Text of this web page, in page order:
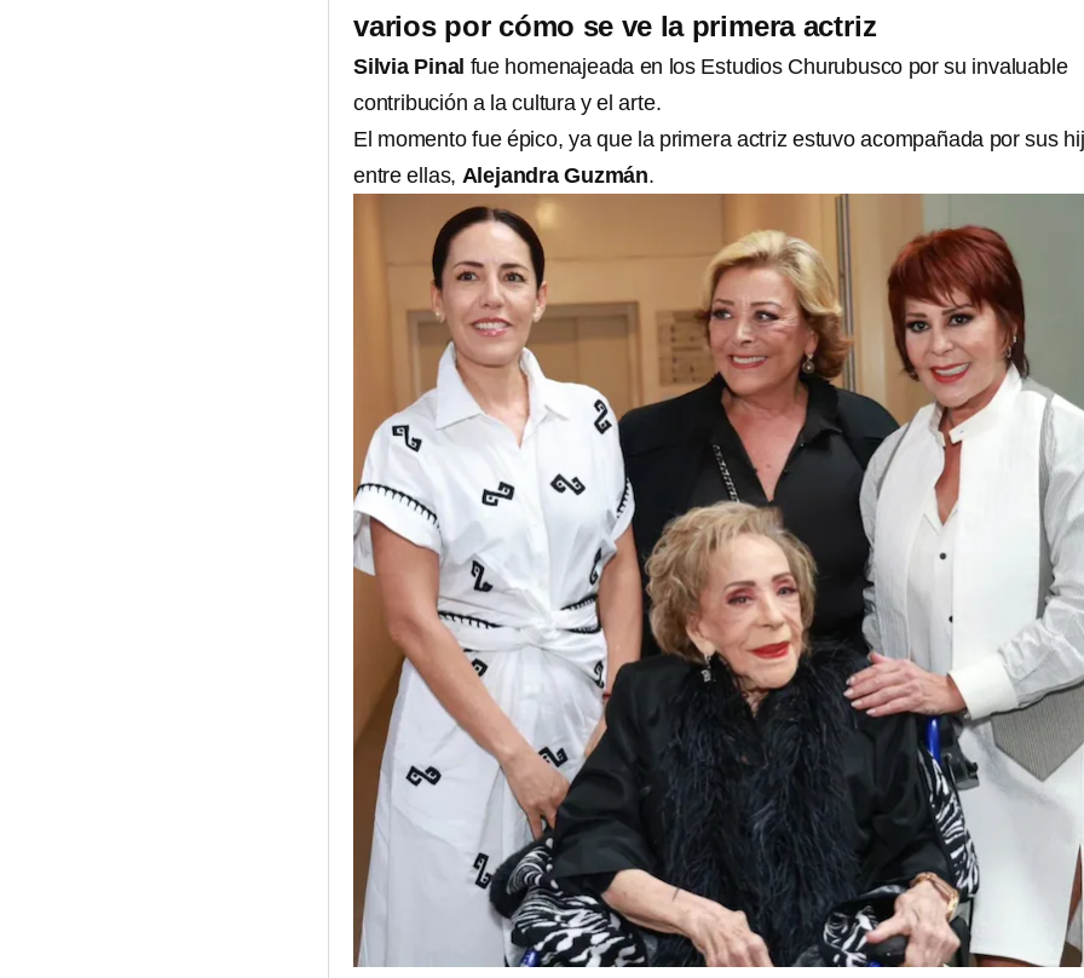
varios por cómo se ve la primera actriz
Silvia Pinal fue homenajeada en los Estudios Churubusco por su invaluable
contribución a la cultura y el arte.
El momento fue épico, ya que la primera actriz estuvo acompañada por sus
entre ellas, Alejandra Guzmán.